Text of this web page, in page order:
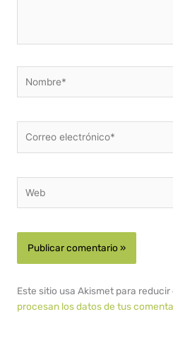
electrónico*
Este sitio usa Akismet para
procesan los datos de tus